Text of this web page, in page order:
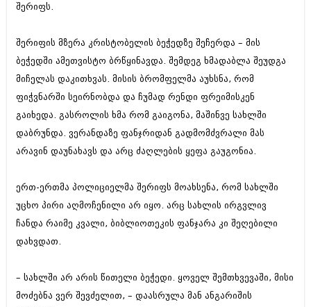
იანვარი 2014 (297)
დეკემბერი 2013 (365)
ნოემბერი 2013 (279)
ოქტომბერი 2013 (256)
სექტემბერი 2013 (368)
ივლისი 2013 (182)
ივნისი 2013 (212)
მაისი 2013 (259)
თებერვალი 2013 (204)
იანვარი 2013 (334)
დეკემბერი 2012 (98)
ნოემბერი 2012 (295)
ოქტომბერი 2012 (350)
აგვისტო 2012 (268)
ივნისი 2012 (282)
შერიფს.
შერიფის მზერა კრისტობელის ბეჭედზე შეჩერდა – მის
ბეჭედში ამეთვისტო ბრწყინავდა. შემდეგ ხმადაბლა შეუდგა
მიჩელას დაკითხვას. მისის ბრომფელმა აუხსნა, რომ
ფიჭვნარში სეირნობდა და ჩუმად რენდი ფრეიმისკენ
გაიხედა. გასროლის ხმა რომ გაიგონა, მაშინვე სახლში
დაბრუნდა. ვერანდაზე ფანჯრიდან გადმომძვრალი მას
არავინ დაუნახავს და არც ძაღლების ყეფა გაუგონია.
ერთ-ერთმა პოლიციელმა შერიფს მოახსენა, რომ სახლში
უცხო პირი აღმოჩენილი არ იყო. არც სახლის ირგვლივ
ჩანდა რაიმე კვალი, ბიბლიოთეკის ფანჯარა კი შეღებილი
დახვდათ.
– სახლში არ არის წითელი ბეჭედი. ყოველ შემთხვევაში, მისი
მოძებნა ვერ შევძელით, – დაასრულა მან ანგარიშის